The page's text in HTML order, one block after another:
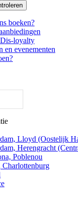
boeken?
loyalty
en evenementen
Lloyd (Oostelijk
Herengracht
Poblenou